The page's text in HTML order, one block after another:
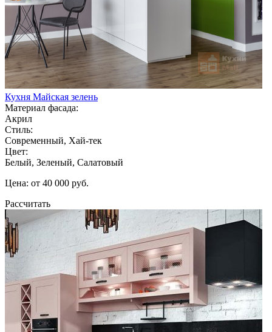
Кухня Майская зелень
Материал фасада:
Акрил
Стиль:
Современный, Хай-тек
Цвет:
Белый, Зеленый, Салатовый
Цена: от 40 000 руб.
Рассчитать